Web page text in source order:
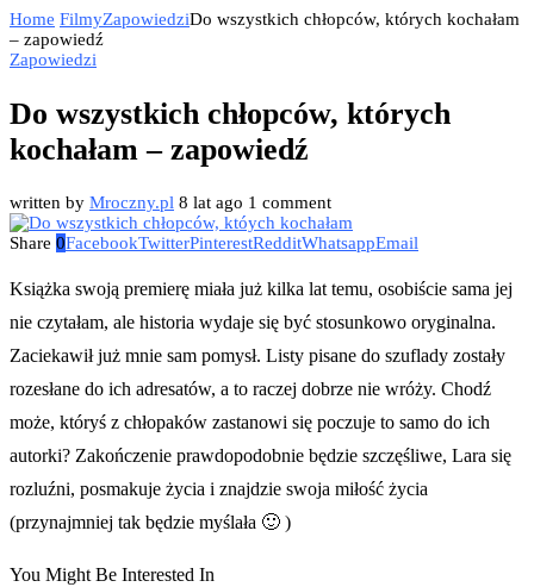
Home FilmyZapowiedziDo wszystkich chłopców, których kochałam
– zapowiedź
Zapowiedzi
Do wszystkich chłopców, których
kochałam – zapowiedź
written by Mroczny.pl 8 lat ago 1 comment
Share 0FacebookTwitterPinterestRedditWhatsappEmail
Książka swoją premierę miała już kilka lat temu, osobiście sama jej
nie czytałam, ale historia wydaje się być stosunkowo oryginalna.
Zaciekawił już mnie sam pomysł. Listy pisane do szuflady zostały
rozesłane do ich adresatów, a to raczej dobrze nie wróży. Chodź
może, któryś z chłopaków zastanowi się poczuje to samo do ich
autorki? Zakończenie prawdopodobnie będzie szczęśliwe, Lara się
rozluźni, posmakuje życia i znajdzie swoja miłość życia
(przynajmniej tak będzie myślała 🙂 )
You Might Be Interested In